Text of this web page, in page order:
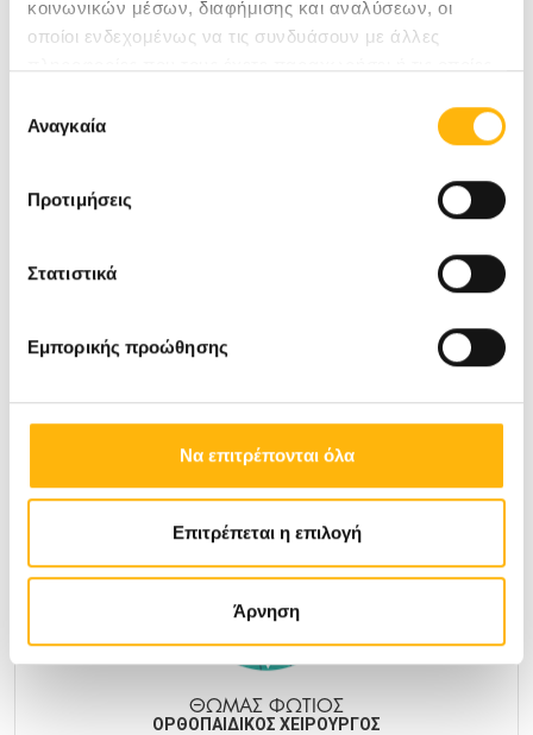
κοινωνικών μέσων, διαφήμισης και αναλύσεων, οι
οποίοι ενδεχομένως να τις συνδυάσουν με άλλες
των υπηρεσιών τους.
συγκατάθεσης
Αναγκαία
Προτιμήσεις
Στατιστικά
Εμπορικής προώθησης
Να επιτρέπονται όλα
Επιτρέπεται η επιλογή
Άρνηση
Μάθετε Περισσότερα
Μάθετε Περισσότερα
ΘΩΜΑΣ ΦΩΤΙΟΣ
ΟΡΘΟΠΑΙΔΙΚΟΣ ΧΕΙΡΟΥΡΓΟΣ